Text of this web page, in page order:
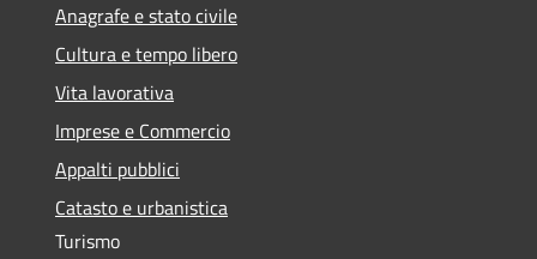
Anagrafe e stato civile
Cultura e tempo libero
Vita lavorativa
Imprese e Commercio
Appalti pubblici
Catasto e urbanistica
Turismo